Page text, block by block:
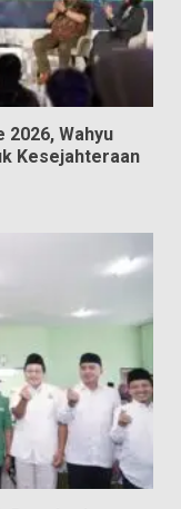
Wahyu
Kesejahteraan